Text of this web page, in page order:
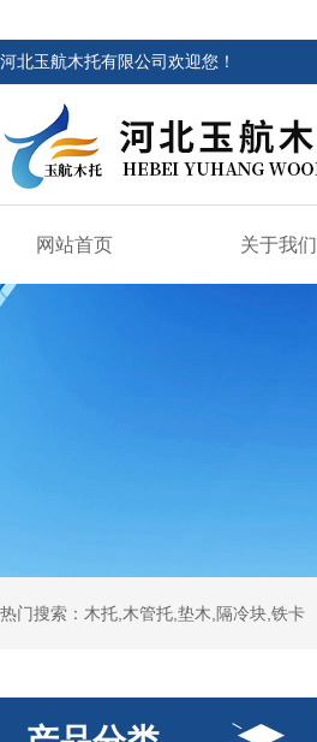
河北玉航木托有限公司欢迎您！
网站首页 关于我们
热门搜索：木托,木管托,垫木,隔冷块,铁卡